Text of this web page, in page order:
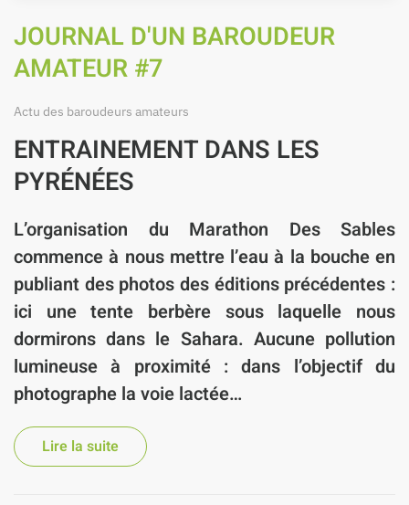
JOURNAL D'UN BAROUDEUR
AMATEUR #7
Actu des baroudeurs amateurs
ENTRAINEMENT DANS LES
PYRÉNÉES
L’organisation du Marathon Des Sables
commence à nous mettre l’eau à la bouche en
publiant des photos des éditions précédentes :
ici une tente berbère sous laquelle nous
dormirons dans le Sahara. Aucune pollution
lumineuse à proximité : dans l’objectif du
photographe la voie lactée…
Lire la suite